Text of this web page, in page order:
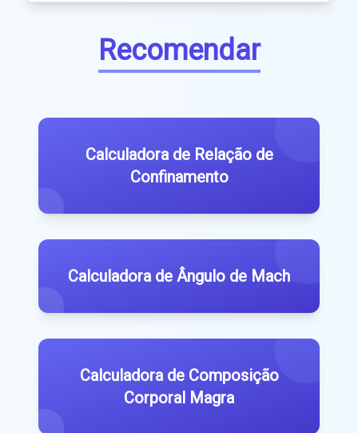
Recomendar
Calculadora de Relação de
Confinamento
Calculadora de Ângulo de Mach
Calculadora de Composição
Corporal Magra